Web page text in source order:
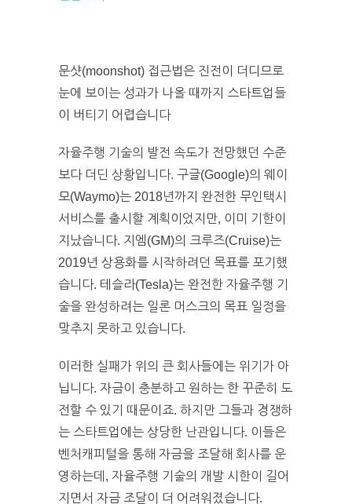
문샷(moonshot) 접근법은 진전이 더디므로
눈에 보이는 성과가 나올 때까지 스타트업들
이 버티기 어렵습니다
자율주행 기술의 발전 속도가 전망했던 수준
보다 더딘 상황입니다. 구글(Google)의 웨이
모(Waymo)는 2018년까지 완전한 무인택시
서비스를 출시할 계획이었지만, 이미 기한이
지났습니다. 지엠(GM)의 크루즈(Cruise)는
2019년 상용화를 시작하려던 목표를 포기했
습니다. 테슬라(Tesla)는 완전한 자율주행 기
술을 완성하려는 일론 머스크의 목표 일정을
맞추지 못하고 있습니다.
이러한 실패가 위의 큰 회사들에는 위기가 아
닙니다. 자금이 충분하고 원하는 한 꾸준히 도
전할 수 있기 때문이죠. 하지만 그들과 경쟁하
는 스타트업에는 상당한 난관입니다. 이들은
벤처캐피털을 통해 자금을 조달해 회사를 운
영하는데, 자율주행 기술의 개발 시한이 길어
지면서 자금 조달이 더 어려워졌습니다.